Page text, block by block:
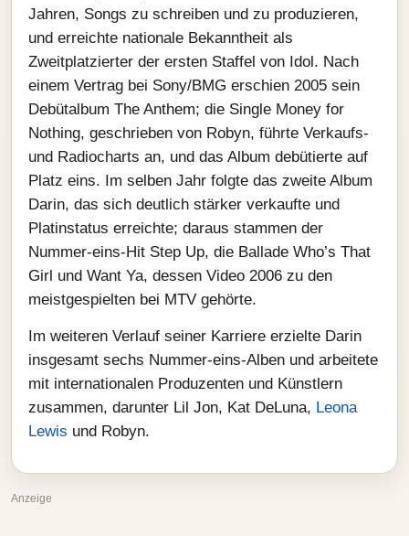
Jahren, Songs zu schreiben und zu produzieren,
und erreichte nationale Bekanntheit als
Zweitplatzierter der ersten Staffel von Idol. Nach
einem Vertrag bei Sony/BMG erschien 2005 sein
Debütalbum The Anthem; die Single Money for
Nothing, geschrieben von Robyn, führte Verkaufs-
und Radiocharts an, und das Album debütierte auf
Platz eins. Im selben Jahr folgte das zweite Album
Darin, das sich deutlich stärker verkaufte und
Platinstatus erreichte; daraus stammen der
Nummer-eins-Hit Step Up, die Ballade Who’s That
Girl und Want Ya, dessen Video 2006 zu den
meistgespielten bei MTV gehörte.
Im weiteren Verlauf seiner Karriere erzielte Darin
insgesamt sechs Nummer-eins-Alben und arbeitete
mit internationalen Produzenten und Künstlern
zusammen, darunter Lil Jon, Kat DeLuna, Leona
Lewis und Robyn.
Anzeige